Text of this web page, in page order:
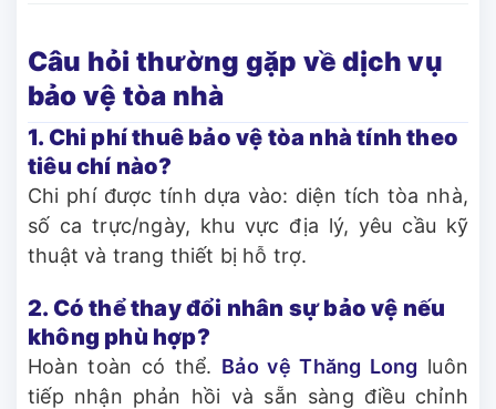
Câu hỏi thường gặp về dịch vụ
bảo vệ tòa nhà
1. Chi phí thuê bảo vệ tòa nhà tính theo
tiêu chí nào?
Chi phí được tính dựa vào: diện tích tòa nhà,
số ca trực/ngày, khu vực địa lý, yêu cầu kỹ
thuật và trang thiết bị hỗ trợ.
2. Có thể thay đổi nhân sự bảo vệ nếu
không phù hợp?
Hoàn toàn có thể. Bảo vệ Thăng Long luôn
tiếp nhận phản hồi và sẵn sàng điều chỉnh